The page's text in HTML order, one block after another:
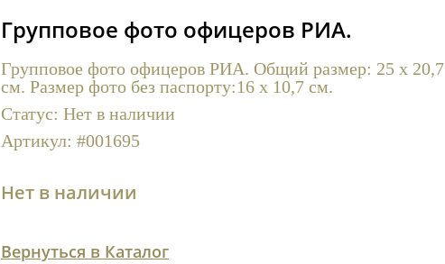
Групповое фото офицеров РИА.
Групповое фото офицеров РИА. Общий размер: 25 х 20,7
см. Размер фото без паспорту:16 х 10,7 см.
Статус: Нет в наличии
Артикул: #001695
Нет в наличии
Вернуться в Каталог